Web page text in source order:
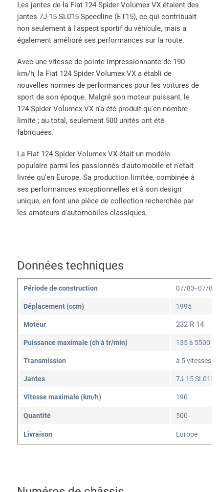
Les jantes de la Fiat 124 Spider Volumex VX étaient des
jantes 7J-15 SL015 Speedline (ET15), ce qui contribuait
non seulement à l'aspect sportif du véhicule, mais a
également amélioré ses performances sur la route.
Avec une vitesse de pointe impressionnante de 190
km/h, la Fiat 124 Spider Volumex VX a établi de
nouvelles normes de performances pour les voitures de
sport de son époque. Malgré son moteur puissant, le
124 Spider Volumex VX n'a ​​été produit qu'en nombre
limité ; au total, seulement 500 unités ont été
fabriquées.
La Fiat 124 Spider Volumex VX était un modèle
populaire parmi les passionnés d'automobile et n'était
livrée qu'en Europe. Sa production limitée, combinée à
ses performances exceptionnelles et à son design
unique, en font une pièce de collection recherchée par
les amateurs d'automobiles classiques.
Données techniques
Période de construction 07/83- 07/85
Déplacement (ccm) 1995
Moteur 232 R 14
Puissance maximale (ch à tr/min) 135 à 5500
Transmission à 5 vitesses
Jantes 7J-15 SL015
Vitesse maximale (km/h) 190
Quantité 500
Livraison Europe